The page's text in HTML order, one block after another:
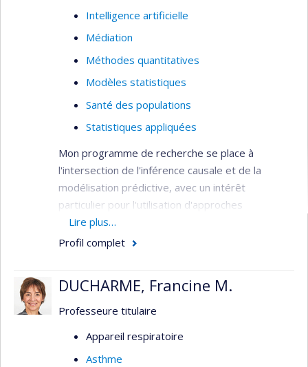
Intelligence artificielle
Médiation
Méthodes quantitatives
Modèles statistiques
Santé des populations
Statistiques appliquées
Mon programme de recherche se place à
l'intersection de l'inférence causale et de la
modélisation prédictive, avec un intérêt
particulier pour l'utilisation d'approches
d'apprentissage automatique ensemblistes. Au
travers de mes différents projets de recherche,
un algorithme de vérification de la présupposition
causale de positivité. Plus largement, je
médiation, à la transportabilité et au transfert de
connaissances interdisciplinaires.
Lire plus…
Profil complet
DUCHARME, Francine M.
Professeure titulaire
Appareil respiratoire
Asthme